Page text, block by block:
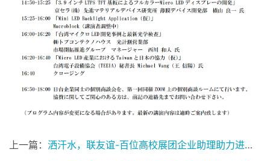
上一篇： 洒汗水，联友谊-百位高校展团企业助理助力进博会日本馆！